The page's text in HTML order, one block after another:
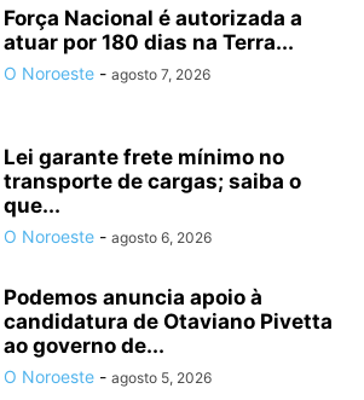
Força Nacional é autorizada a
atuar por 180 dias na Terra...
O Noroeste - agosto 7, 2026
Lei garante frete mínimo no
transporte de cargas; saiba o
que...
O Noroeste - agosto 6, 2026
Podemos anuncia apoio à
candidatura de Otaviano Pivetta
ao governo de...
O Noroeste - agosto 5, 2026